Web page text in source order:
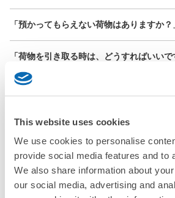
This website uses cookies
We use cookies to personalise
provide social media features and to
We also share information about
our social media, advertising and
お店で荷物の写真
手ぶらで1日快適
好立地 / 好条件店舗も多
どんなサイズの荷物も
楽器、ベビーカー、ゴルフバッグ等、1人が持てる大きさ
OK
「預かってもらえない荷物はありますか？
「荷物を引き取る時は、どうすればいいで
「どこに荷物は保管されるのですか？」
「鳴門駅でベビーカーや大型スポーツ用品
「鳴門駅ではどこで荷物預かりを利用でき
「鳴門駅にあるコインロッカーなどと何が